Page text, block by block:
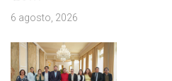
6 agosto, 2026